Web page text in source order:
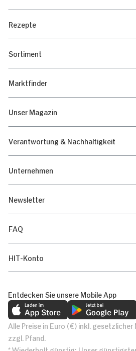
Rezepte
Sortiment
Marktfinder
Unser Magazin
Verantwortung & Nachhaltigkeit
Unternehmen
Newsletter
FAQ
HIT-Konto
Entdecken Sie unsere Mobile App
Alle Preise in Euro (€) inkl.
zzgl. Pfand.